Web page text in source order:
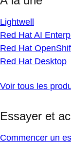
Lightwell
Red Hat AI
Red Hat
Red Hat Desktop
Voir tous les
Essayer et
Commencer un